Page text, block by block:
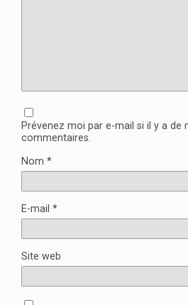
Prévenez moi par e-mail si il y a de
commentaires.
Nom *
E-mail *
Site web